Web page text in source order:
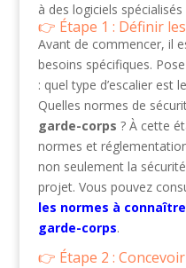
à des logiciels
Étape 1 : Définir
Avant de commencer, il
besoins spécifiques.
: quel type d’escalier est
Quelles normes de
garde-corps ? À cette
normes et
non seulement la
projet. Vous pouvez
les normes à
garde-corps.
Étape 2 :